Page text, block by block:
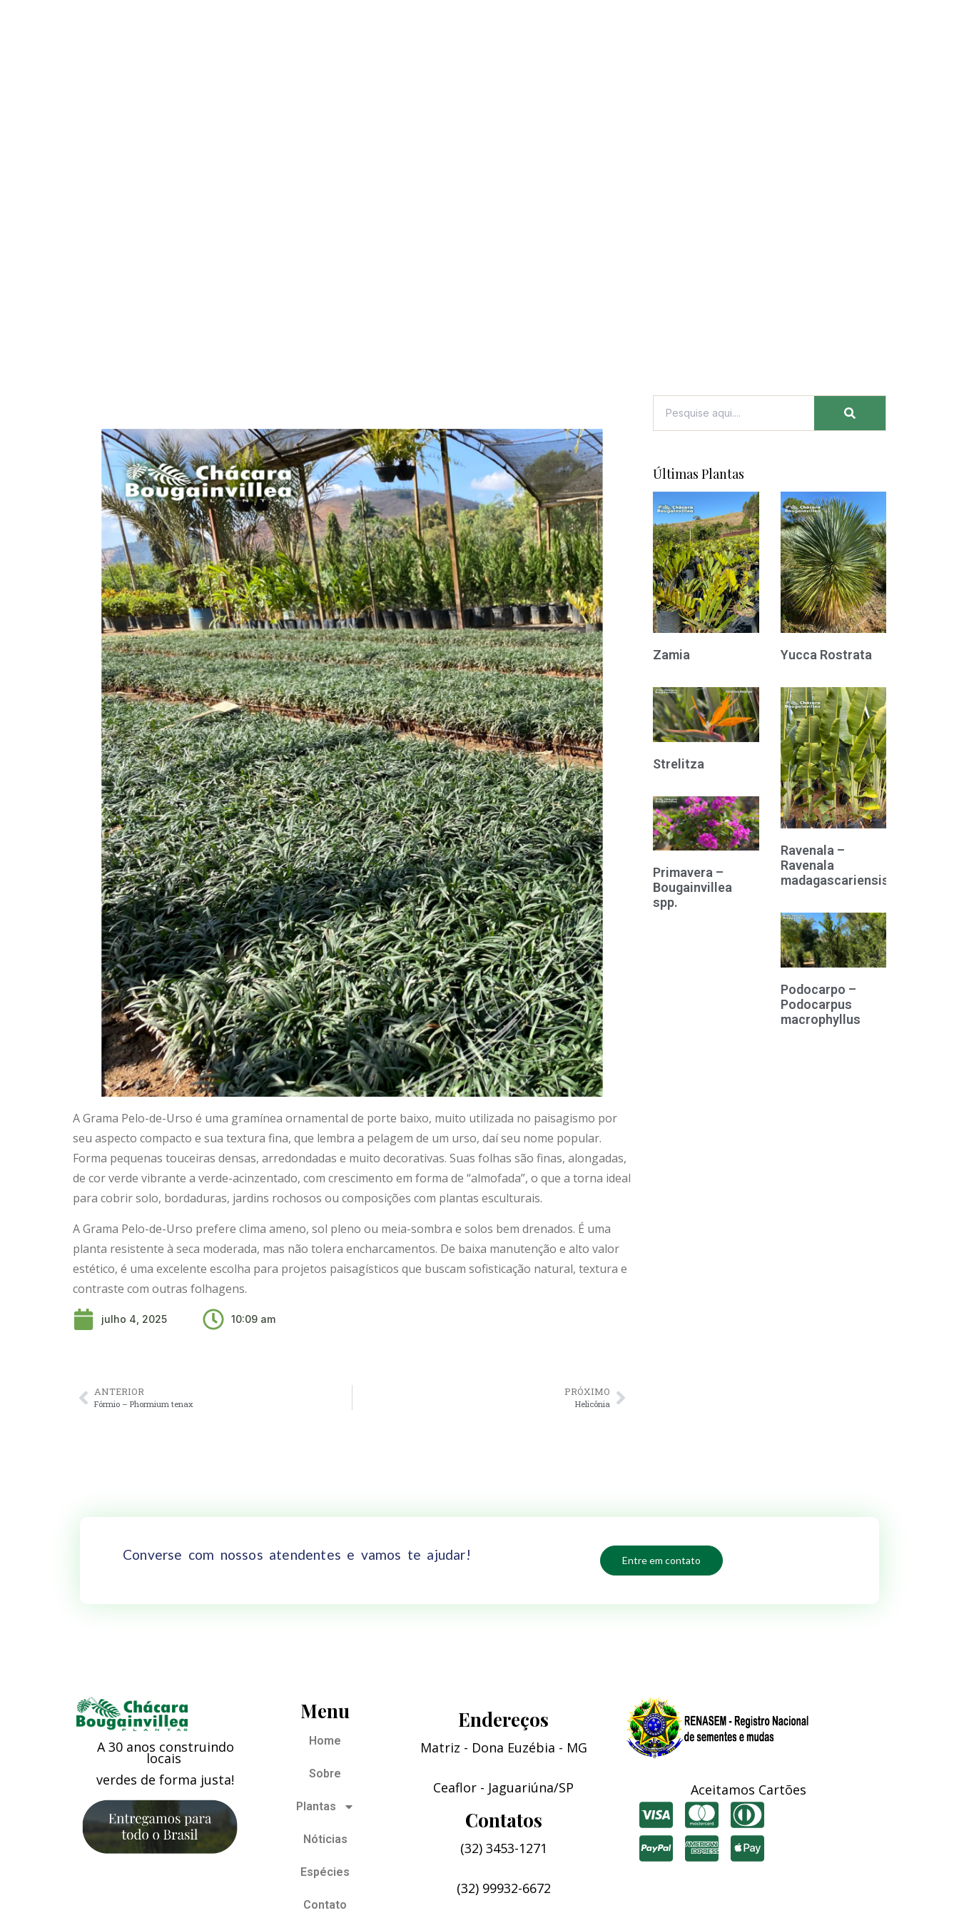
A Grama Pelo-de-Urso é uma gramínea ornamental de porte baixo, muito utilizada no paisagismo por
seu aspecto compacto e sua textura fina, que lembra a pelagem de um urso, daí seu nome popular.
Forma pequenas touceiras densas, arredondadas e muito decorativas. Suas folhas são finas, alongadas,
de cor verde vibrante a verde-acinzentado, com crescimento em forma de “almofada”, o que a torna ideal
para cobrir solo, bordaduras, jardins rochosos ou composições com plantas esculturais.
A Grama Pelo-de-Urso prefere clima ameno, sol pleno ou meia-sombra e solos bem drenados. É uma
planta resistente à seca moderada, mas não tolera encharcamentos. De baixa manutenção e alto valor
estético, é uma excelente escolha para projetos paisagísticos que buscam sofisticação natural, textura e
contraste com outras folhagens.
julho 4, 2025 10:09 am
ANTERIOR
Fórmio – Phormium tenax
PRÓXIMO
Helicônia
Últimas Plantas
Zamia Yucca Rostrata
Strelitza
Ravenala –
Ravenala
madagascariensis
Primavera –
Bougainvillea
spp.
Podocarpo –
Podocarpus
macrophyllus
Converse com nossos atendentes e vamos te ajudar! Entre em contato
A 30 anos construindo
locais
verdes de forma justa!
Menu
Home
Sobre
Plantas
Nóticias
Espécies
Contato
Endereços
Matriz - Dona Euzébia - MG
Ceaflor - Jaguariúna/SP
Contatos
(32) 3453-1271
(32) 99932-6672
Aceitamos Cartões